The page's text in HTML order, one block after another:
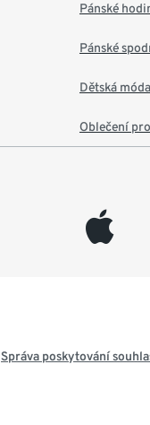
Pánské
Pánské
Dětská móda
Oblečení
appleinc
Správa poskytování